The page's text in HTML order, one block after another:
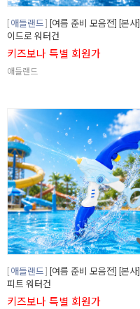
애들랜드
[여름 준비 모음전] [본사
이드로 워터건
키즈보나 특별 회원가
애들랜드
애들랜드
[여름 준비 모음전] [본사
피트 워터건
키즈보나 특별 회원가